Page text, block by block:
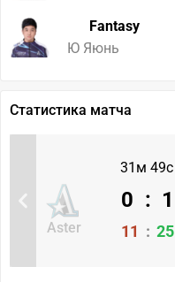
Fantasy
Ю Яюнь
Статистика матча
31м 49с
Aster
0 : 1
11 : 25